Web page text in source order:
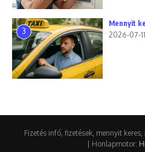
3
Mennyit
2026-07-11
Fizetés infó, fizetések, mennyit
| Honlapmotor: